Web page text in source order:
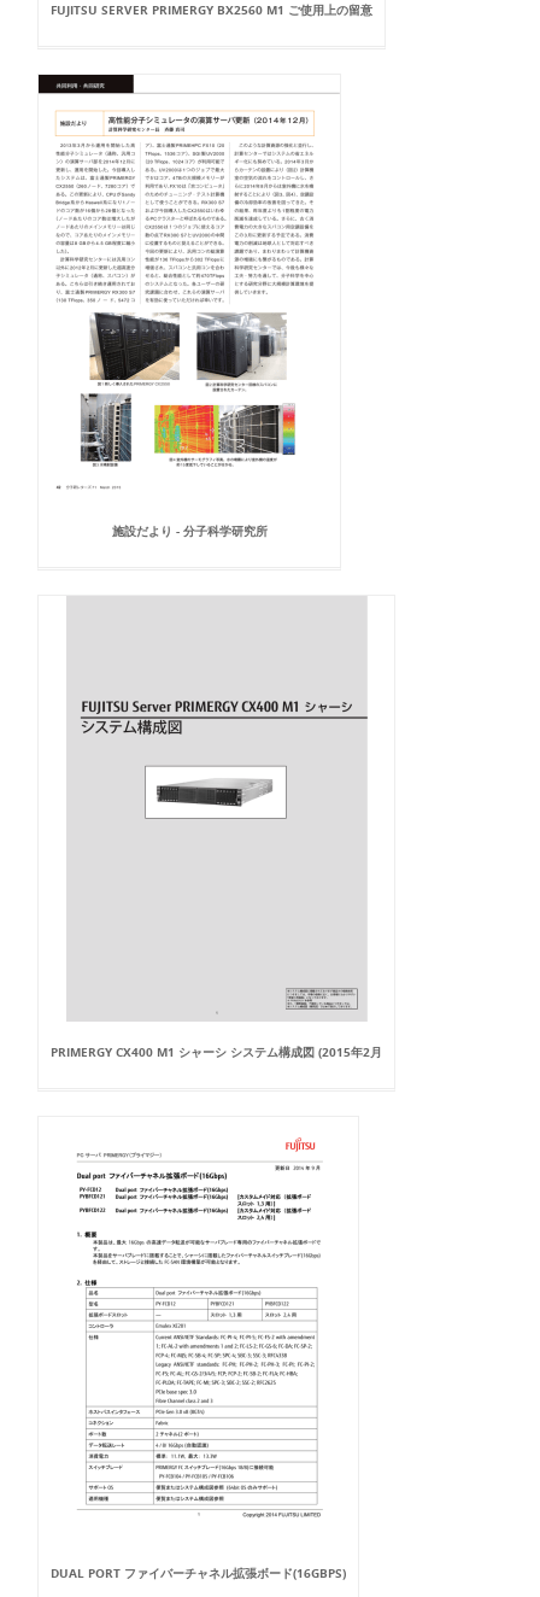
FUJITSU SERVER PRIMERGY BX2560 M1 ご使用上の留意
施設だより - 分子科学研究所
PRIMERGY CX400 M1 シャーシ システム構成図 (2015年2月
DUAL PORT ファイバーチャネル拡張ボード(16GBPS)